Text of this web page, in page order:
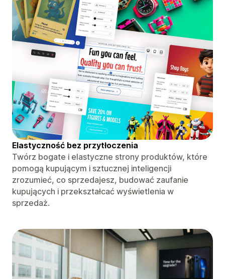
Elastyczność bez przytłoczenia
Twórz bogate i elastyczne strony produktów, które
pomogą kupującym i sztucznej inteligencji
zrozumieć, co sprzedajesz, budować zaufanie
kupujących i przekształcać wyświetlenia w
sprzedaż.